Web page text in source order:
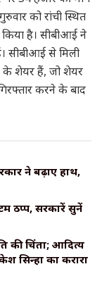
को रांची स्थित
किया है। सीबीआई ने
सीबीआई से मिली
के शेयर हैं, जो शेयर
करने के बाद
ने बढ़ाए हाथ,
ठप्प, सरकारें सुनें
की चिंता; आदित्य
सिन्हा का करारा